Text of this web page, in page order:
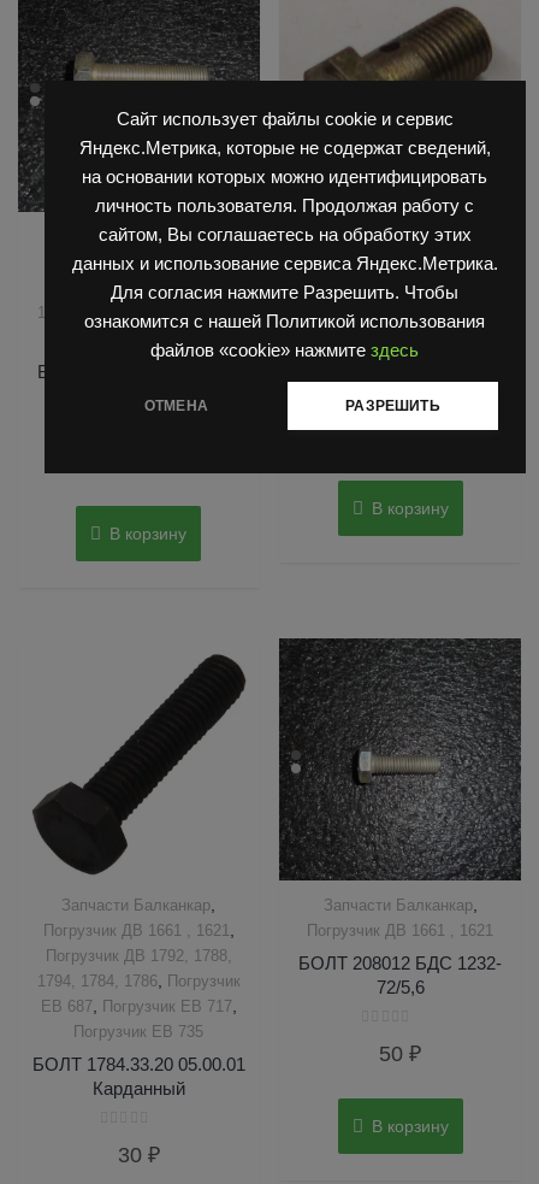
Сайт использует файлы cookie и сервис
Яндекс.Метрика, которые не содержат сведений,
на основании которых можно идентифицировать
личность пользователя. Продолжая работу с
сайтом, Вы соглашаетесь на обработку этих
данных и использование сервиса Яндекс.Метрика.
Для согласия нажмите Разрешить. Чтобы
ознакомится с нашей Политикой использования
файлов «cookie» нажмите здесь
ОТМЕНА РАЗРЕШИТЬ
Запчасти Балканкар,
Погрузчик ДВ 1661 , 1621,
Погрузчик ДВ 1792, 1788,
1794, 1784, 1786
БОЛТ 145-253А М14х1.5
L-60
из
В корзину
Запчасти Балканкар
Погрузчик ДВ 1661 , 1621,
Погрузчик ДВ 1792, 1788,
1794, 1784, 1786
БОЛТ 1661.33.10 19.00.01
0
80₽
В корзину
Запчасти Балканкар
Погрузчик ДВ 1661 , 1621
Погрузчик ДВ 1792, 1788,
1794, 1784, 1786, Погрузчик
ЕВ 687, Погрузчик ЕВ 717,
Погрузчик ЕВ 735
БОЛТ 1784.33.20 05.00.01
Карданный
30 ₽
Запчасти Балканкар,
Погрузчик ДВ 1661 , 1621
БОЛТ 208012 БДС 1232-
72/5,6
50₽
В корзину